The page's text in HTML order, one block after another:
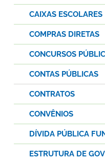
CAIXAS ESCOLARES
COMPRAS DIRETAS
CONCURSOS
CONTAS PÚBLICAS
CONTRATOS
CONVÊNIOS
DÍVIDA PÚBLICA
ESTRUTURA DE